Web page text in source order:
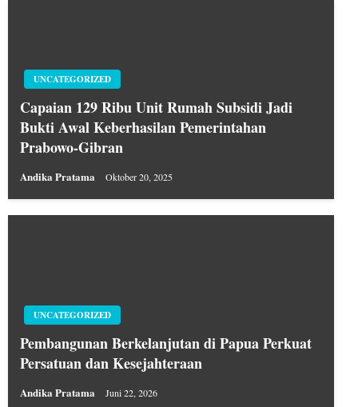
UNCATEGORIZED
Capaian 129 Ribu Unit Rumah Subsidi Jadi
Bukti Awal Keberhasilan Pemerintahan
Prabowo-Gibran
Andika Pratama Oktober 20, 2025
UNCATEGORIZED
Pembangunan Berkelanjutan di Papua Perkuat
Persatuan dan Kesejahteraan
Andika Pratama Juni 22, 2026